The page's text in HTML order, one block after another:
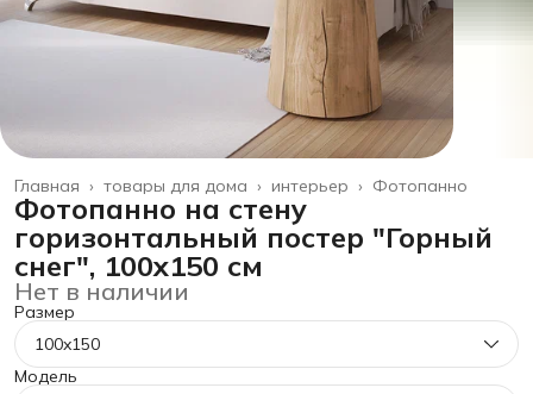
Фотопанно
интерьер ›
товары для дома ›
Главная ›
Фотопанно на стену
горизонтальный постер "Горный
снег", 100x150 см
Нет в наличии
Размер
100x150
Модель